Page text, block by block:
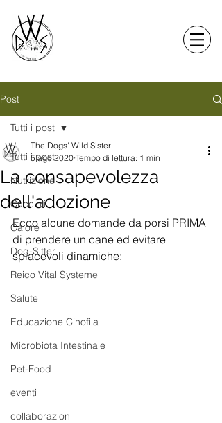
Post
Tutti i post
Nutrizione
Cuccioli
Calore
Dog-Sitter
Reico Vital Systeme
Salute
Educazione Cinofila
Microbiota Intestinale
Pet-Food
eventi
collaborazioni
Tutti i post
La consapevolezza
dell'adozione
The Dogs' Wild Sister
5 ago 2020 Tempo di lettura: 1 min
Ecco alcune domande da porsi PRIMA
di prendere un cane ed evitare
spiacevoli dinamiche: